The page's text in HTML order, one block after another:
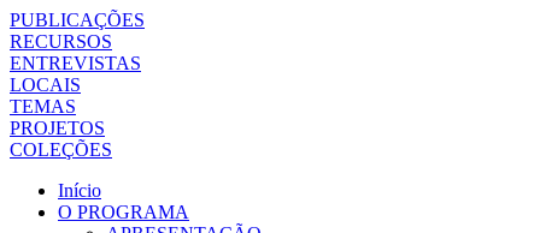
PUBLICAÇÕES
RECURSOS
ENTREVISTAS
LOCAIS
TEMAS
PROJETOS
COLEÇÕES
Início
O PROGRAMA